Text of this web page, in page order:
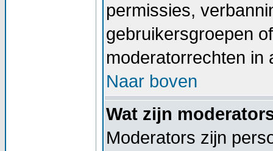
permissies,
gebruikersgroepen
moderatorrechten in
Naar boven
Wat zijn
Moderators zijn